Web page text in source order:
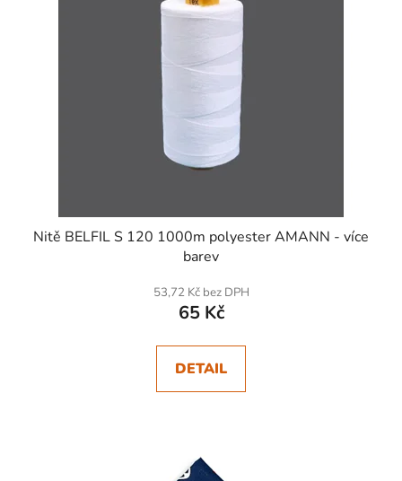
Nitě BELFIL S 120 1000m polyester AMANN - více
barev
53,72 Kč bez DPH
65 Kč
DETAIL